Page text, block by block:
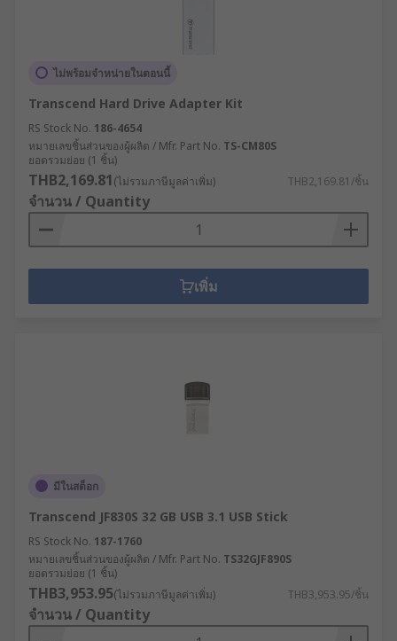
ไม่พร้อมจำหน่ายในตอนนี้
Transcend Hard Drive Adapter Kit
RS Stock No. 186-4654
หมายเลขชิ้นส่วนของผู้ผลิต / Mfr. Part No. TS-CM80S
ยอดรวมย่อย (1 ชิ้น)
THB2,169.81(ไม่รวมภาษีมูลค่าเพิ่ม) THB2,169.81/ชิ้น
จำนวน / Quantity
เพิ่ม
มีในสต็อก
Transcend JF830S 32 GB USB 3.1 USB Stick
RS Stock No. 187-1760
หมายเลขชิ้นส่วนของผู้ผลิต / Mfr. Part No. TS32GJF890S
ยอดรวมย่อย (1 ชิ้น)
THB3,953.95(ไม่รวมภาษีมูลค่าเพิ่ม) THB3,953.95/ชิ้น
จำนวน / Quantity